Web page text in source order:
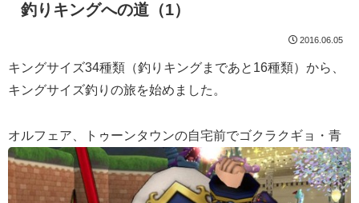
釣りキングへの道（1）
2016.06.05
キングサイズ34種類（釣りキングまであと16種類）から、
キングサイズ釣りの旅を始めました。
オルフェア、トゥーンタウンの自宅前でゴクラクギョ・青